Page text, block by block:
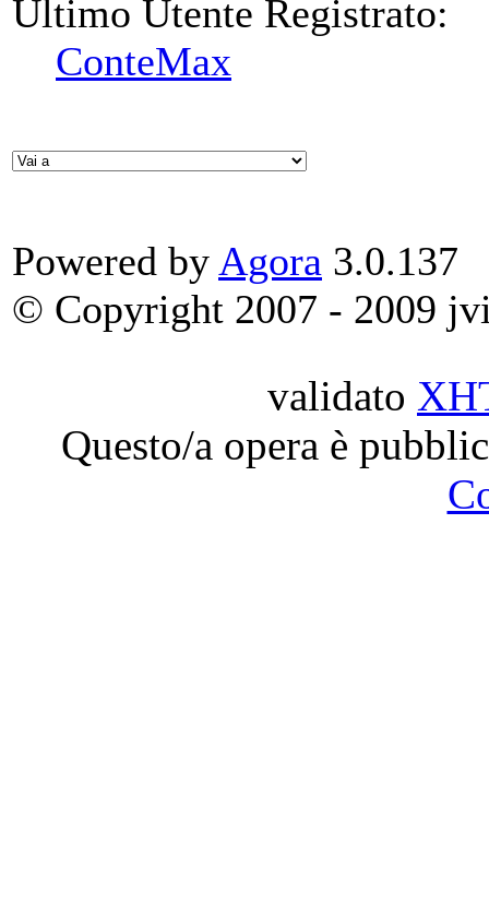
Ultimo Utente Registrato:
ConteMax
Powered by Agora 3.0.137
© Copyright 2007 - 2009
validato
Questo/a opera è